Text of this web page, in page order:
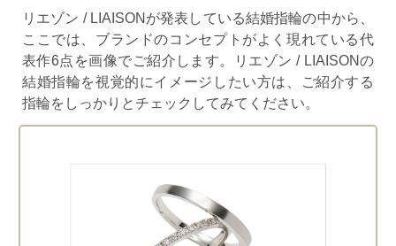
リエゾン / LIAISONが発表している結婚指輪の中から、
ここでは、ブランドのコンセプトがよく現れている代
表作6点を画像でご紹介します。リエゾン / LIAISONの
結婚指輪を視覚的にイメージしたい方は、ご紹介する
指輪をしっかりとチェックしてみてください。